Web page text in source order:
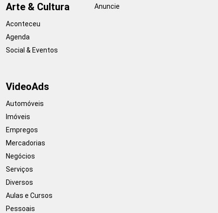
Arte & Cultura
Aconteceu
Agenda
Social & Eventos
Anuncie
VideoAds
Automóveis
Imóveis
Empregos
Mercadorias
Negócios
Serviços
Diversos
Aulas e Cursos
Pessoais